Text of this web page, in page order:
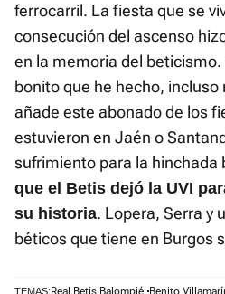
ferrocarril. La fiesta que se
consecución del ascenso
en la memoria del
bonito que he hecho,
añade este abonado de los
estuvieron en Jaén o
sufrimiento para la hinchada
que el Betis dejó la UVI
su historia. Lopera, Serra y
béticos que tiene en Burgos
TEMAS: Real Betis Balompié Benito